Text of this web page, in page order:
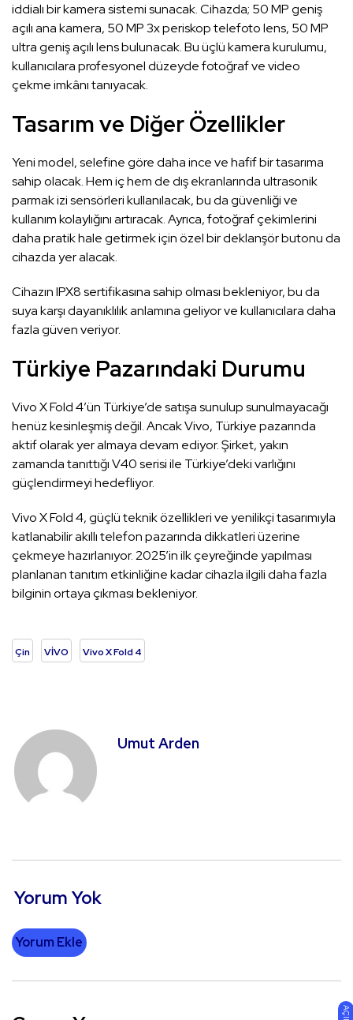
AÇIK
iddialı bir kamera sistemi sunacak. Cihazda; 50 MP geniş
açılı ana kamera, 50 MP 3x periskop telefoto lens, 50 MP
ultra geniş açılı lens bulunacak. Bu üçlü kamera kurulumu,
kullanıcılara profesyonel düzeyde fotoğraf ve video
çekme imkânı tanıyacak.
Tasarım ve Diğer Özellikler
Yeni model, selefine göre daha ince ve hafif bir tasarıma
sahip olacak. Hem iç hem de dış ekranlarında ultrasonik
parmak izi sensörleri kullanılacak, bu da güvenliği ve
kullanım kolaylığını artıracak. Ayrıca, fotoğraf çekimlerini
daha pratik hale getirmek için özel bir deklanşör butonu da
cihazda yer alacak.
Cihazın IPX8 sertifikasına sahip olması bekleniyor, bu da
suya karşı dayanıklılık anlamına geliyor ve kullanıcılara daha
fazla güven veriyor.
Türkiye Pazarındaki Durumu
Vivo X Fold 4’ün Türkiye’de satışa sunulup sunulmayacağı
henüz kesinleşmiş değil. Ancak Vivo, Türkiye pazarında
aktif olarak yer almaya devam ediyor. Şirket, yakın
zamanda tanıttığı V40 serisi ile Türkiye’deki varlığını
güçlendirmeyi hedefliyor.
Vivo X Fold 4, güçlü teknik özellikleri ve yenilikçi tasarımıyla
katlanabilir akıllı telefon pazarında dikkatleri üzerine
çekmeye hazırlanıyor. 2025’in ilk çeyreğinde yapılması
planlanan tanıtım etkinliğine kadar cihazla ilgili daha fazla
bilginin ortaya çıkması bekleniyor.
Çin VİVO Vivo X Fold 4
Umut Arden
Yorum Yok
Yorum Ekle